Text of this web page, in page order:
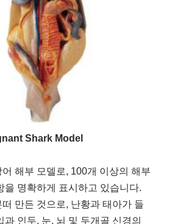
Shark Model
해부 모델로, 100개 이상의 해부
을 명확하게 표시하고 있습니다.
만든 것으로, 난황과 태아가 들
과 인두, 눈, 뇌 및 두개골 신경의